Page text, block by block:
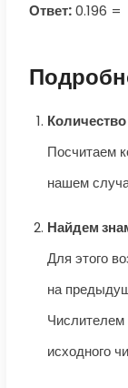
Ответ: 0.196 =
Посчитаем
нашем
Найдем
Для этого
на
Числителем
исходного